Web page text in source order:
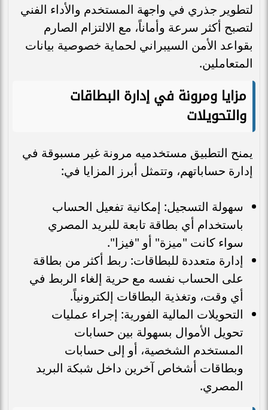
لتطوير جذري في واجهة المستخدم والأداء الفني
لتصبح أكثر سرعة وأماناً، مع الالتزام الصارم
بقواعد الأمن السيبراني لحماية خصوصية بيانات
المتعاملين.
مزايا ومرونة في إدارة البطاقات
والتحويلات
يمنح التطبيق مستخدميه مرونة غير مسبوقة في
إدارة حساباتهم، وتتمثل أبرز المزايا في:
سهولة التسجيل: إمكانية تفعيل الحساب
باستخدام أي بطاقة تابعة للبريد المصري
سواء كانت "ميزة" أو "فيزا".
إدارة متعددة للبطاقات: ربط أكثر من بطاقة
على الحساب نفسه مع حرية إلغاء الربط في
أي وقت، وتغذية البطاقات إلكترونياً.
التحويلات المالية الفورية: إجراء عمليات
تحويل الأموال بسهولة بين حسابات
المستخدم الشخصية، أو إلى حسابات
وبطاقات أشخاص آخرين داخل شبكة البريد
المصري.